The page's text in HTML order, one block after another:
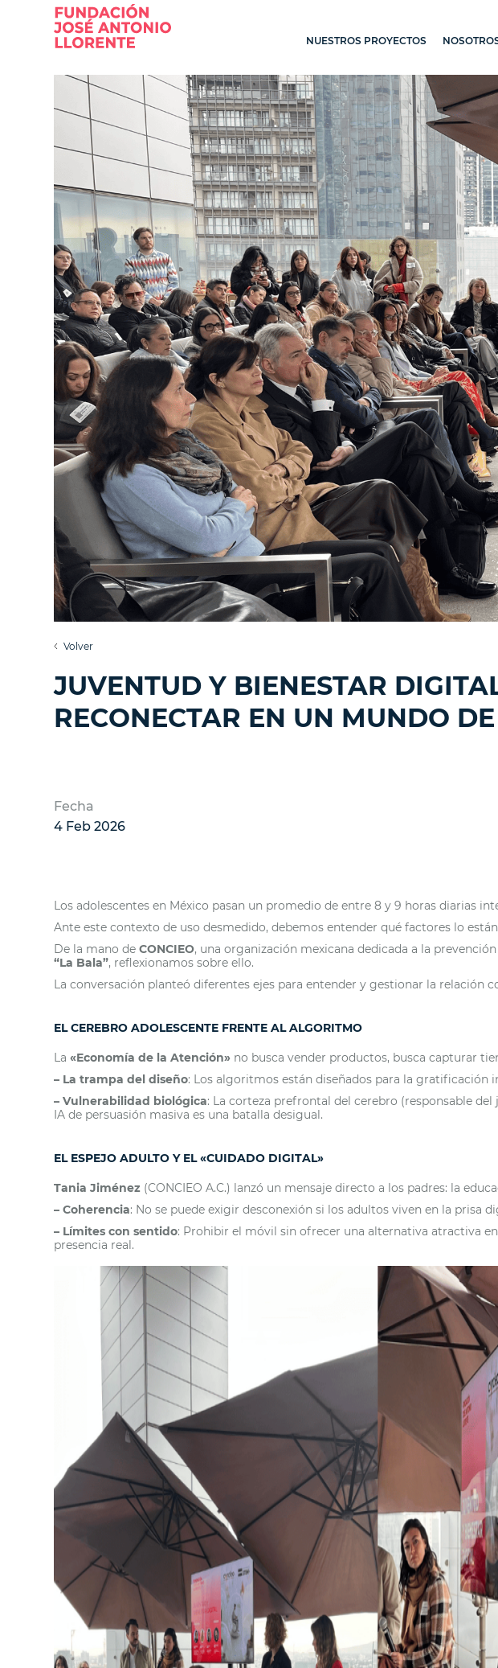
NUESTROS PROYECTOS
Volver
JUVENTUD Y BIENESTAR
RECONECTAR EN UN MUNDO
Fecha
4 Feb 2026
Los adolescentes en México pasan un promedio de entre 8 y 9 horas diarias
Ante este contexto de uso desmedido, debemos entender qué factores lo
De la mano deCONCIEO, una organización mexicana dedicada a la
“La Bala”, reflexionamos sobre ello.
La conversación planteó diferentes ejes para entender y gestionar la relación
EL CEREBRO ADOLESCENTE FRENTE AL ALGORITMO
La«Economía de la Atención» no busca vender productos, busca capturar
– La trampa del diseño: Los algoritmos están diseñados para la gratificación
– Vulnerabilidad biológica: La corteza prefrontal del cerebro (responsable
IA de persuasión masiva es una batalla desigual.
EL ESPEJO ADULTO Y EL «CUIDADO DIGITAL»
Tania Jiménez (CONCIEO A.C.) lanzó un mensaje directo a los padres: la
– Coherencia: No se puede exigir desconexión si los adultos viven en la prisa
– Límites con sentido: Prohibir el móvil sin ofrecer una alternativa atractiva
presencia real.